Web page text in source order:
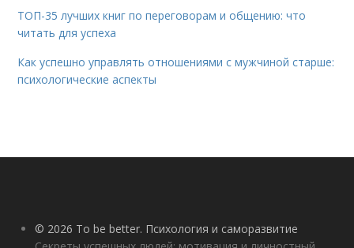
ТОП-35 лучших книг по переговорам и общению: что
читать для успеха
Как успешно управлять отношениями с мужчиной старше:
психологические аспекты
© 2026 To be better. Психология и саморазвитие